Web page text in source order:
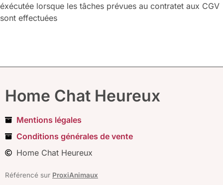
éxécutée lorsque les tâches prévues au contratet aux CGV
sont effectuées
Home Chat Heureux
Mentions légales
Conditions générales de vente
Home Chat Heureux
Référencé sur ProxiAnimaux